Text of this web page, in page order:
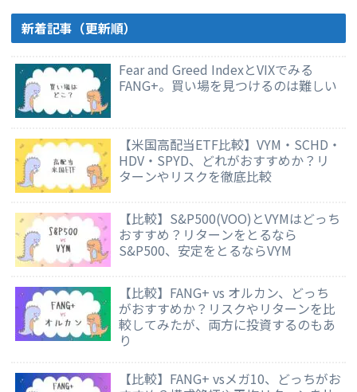
新着記事（更新順）
Fear and Greed IndexとVIXでみる
FANG+。買い場を見つけるのは難しい
【米国高配当ETF比較】VYM・SCHD・
HDV・SPYD、どれがおすすめか？リ
ターンやリスクを徹底比較
【比較】S&P500(VOO)とVYMはどっち
おすすめ？リターンをとるなら
S&P500、安定をとるならVYM
【比較】FANG+ vs オルカン、どっち
がおすすめか？リスクやリターンを比
較してみたが、両方に投資するのもあ
り
【比較】FANG+ vsメガ10、どっちがお